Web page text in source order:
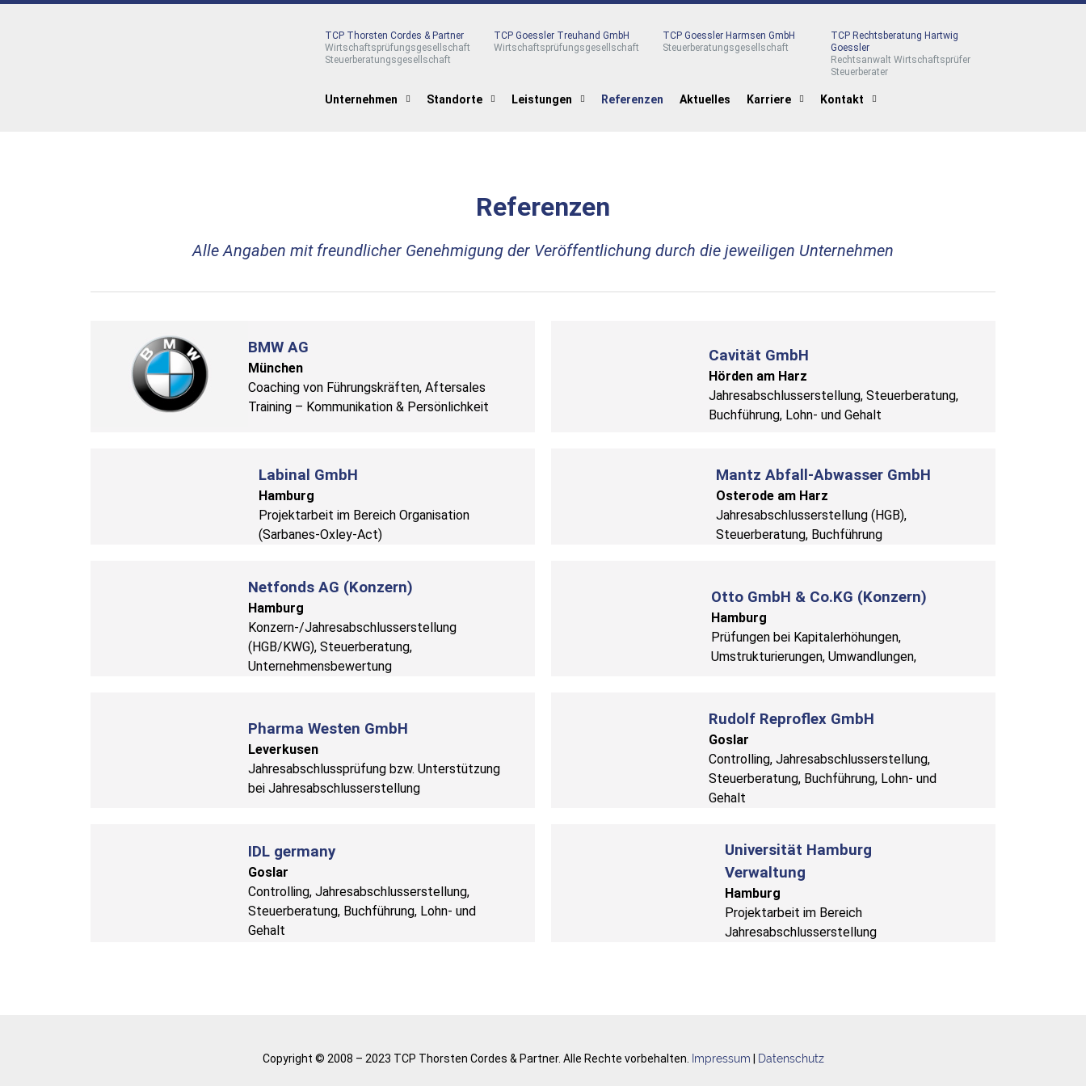
TCP Thorsten Cordes & Partner
Wirtschaftsprüfungsgesellschaft
Steuerberatungsgesellschaft
TCP Goessler Treuhand GmbH
Wirtschaftsprüfungsgesellschaft
TCP Goessler Harmsen GmbH
Steuerberatungsgesellschaft
TCP Rechtsberatung Hartwig
Goessler
Rechtsanwalt Wirtschaftsprüfer
Steuerberater
Unternehmen Standorte Leistungen Referenzen Aktuelles Karriere Kontakt
Referenzen
Alle Angaben mit freundlicher Genehmigung der Veröffentlichung durch die jeweiligen Unternehmen
BMW AG
München
Coaching von Führungskräften, Aftersales
Training – Kommunikation & Persönlichkeit
Cavität GmbH
Hörden am Harz
Jahresabschlusserstellung, Steuerberatung,
Buchführung, Lohn- und Gehalt
Labinal GmbH
Hamburg
Projektarbeit im Bereich Organisation
(Sarbanes-Oxley-Act)
Mantz Abfall-Abwasser GmbH
Osterode am Harz
Jahresabschlusserstellung (HGB),
Steuerberatung, Buchführung
Netfonds AG (Konzern)
Hamburg
Konzern-/Jahresabschlusserstellung
(HGB/KWG), Steuerberatung,
Unternehmensbewertung
Otto GmbH & Co.KG (Konzern)
Hamburg
Prüfungen bei Kapitalerhöhungen,
Umstrukturierungen, Umwandlungen,
Pharma Westen GmbH
Leverkusen
Jahresabschlussprüfung bzw. Unter­stützung
bei Jahresabschlusserstellung
Rudolf Reproflex GmbH
Goslar
Controlling, Jahresabschlusserstellung,
Steuerberatung, Buchführung, Lohn- und
Gehalt
IDL germany
Goslar
Controlling, Jahresabschlusserstellung,
Steuerberatung, Buchführung, Lohn- und
Gehalt
Universität Hamburg
Verwaltung
Hamburg
Projektarbeit im Bereich
Jahresabschlusserstellung
Copyright © 2008 – 2023 TCP Thorsten Cordes & Partner. Alle Rechte vorbehalten. Impressum Datenschutz